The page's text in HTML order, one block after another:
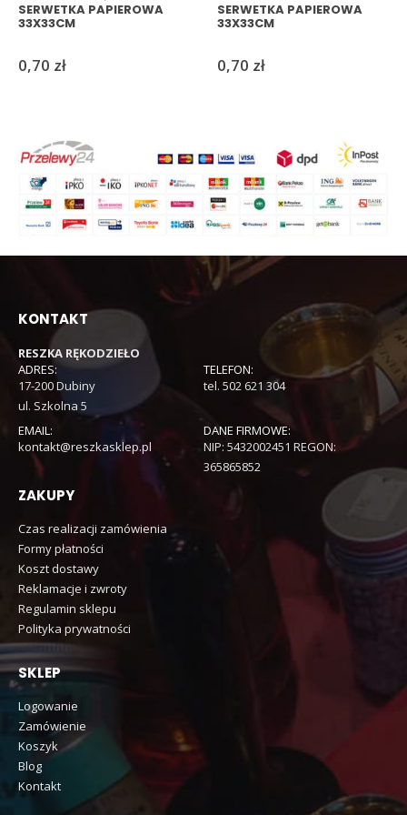
SERWETKA PAPIEROWA
33X33CM
0,70 zł
SERWETKA PAPIEROWA
33X33CM
0,70 zł
KONTAKT
RESZKA RĘKODZIEŁO
ADRES:
17-200 Dubiny
ul. Szkolna 5
TELEFON:
tel. 502 621 304
EMAIL:
kontakt@reszkasklep.pl
DANE FIRMOWE:
NIP: 5432002451 REGON:
365865852
ZAKUPY
Czas realizacji zamówienia
Formy płatności
Koszt dostawy
Reklamacje i zwroty
Regulamin sklepu
Polityka prywatności
SKLEP
Logowanie
Zamówienie
Koszyk
Blog
Kontakt